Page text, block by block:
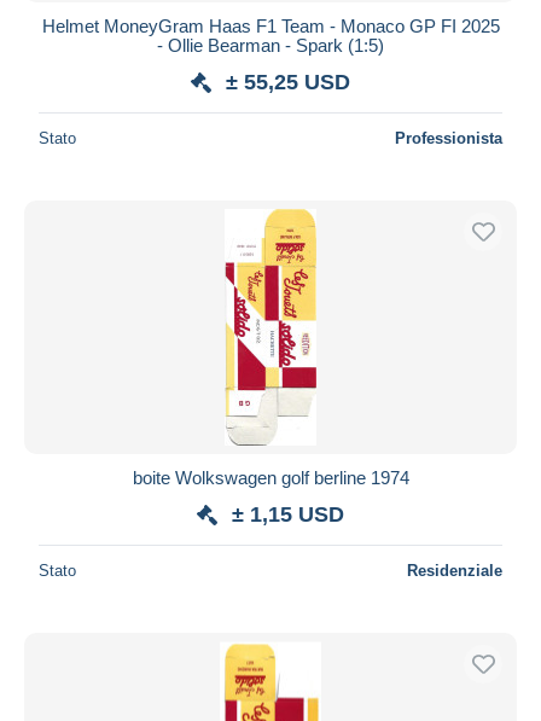
Helmet MoneyGram Haas F1 Team - Monaco GP FI 2025
- Ollie Bearman - Spark (1:5)
± 55,25 USD
Stato Professionista
boite Wolkswagen golf berline 1974
± 1,15 USD
Stato Residenziale